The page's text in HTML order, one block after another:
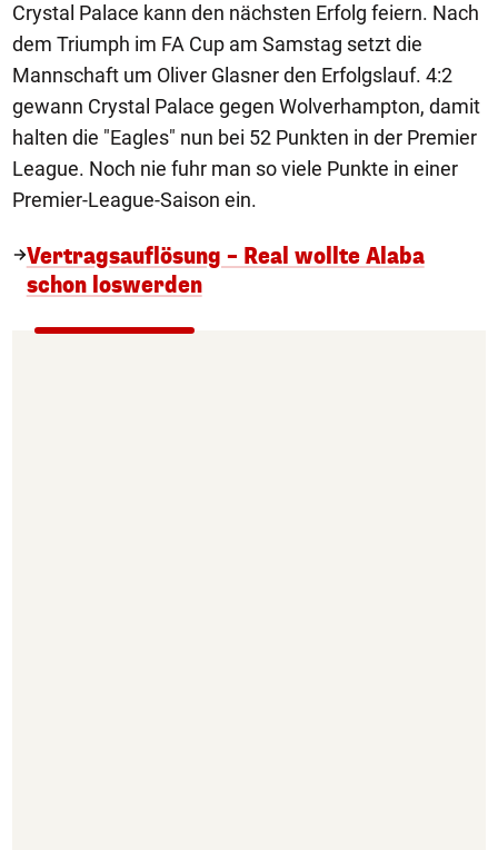
Crystal Palace kann den nächsten Erfolg feiern. Nach
dem Triumph im FA Cup am Samstag setzt die
Mannschaft um Oliver Glasner den Erfolgslauf. 4:2
gewann Crystal Palace gegen Wolverhampton, damit
halten die "Eagles" nun bei 52 Punkten in der Premier
League. Noch nie fuhr man so viele Punkte in einer
Premier-League-Saison ein.
Vertragsauflösung – Real wollte Alaba
schon loswerden